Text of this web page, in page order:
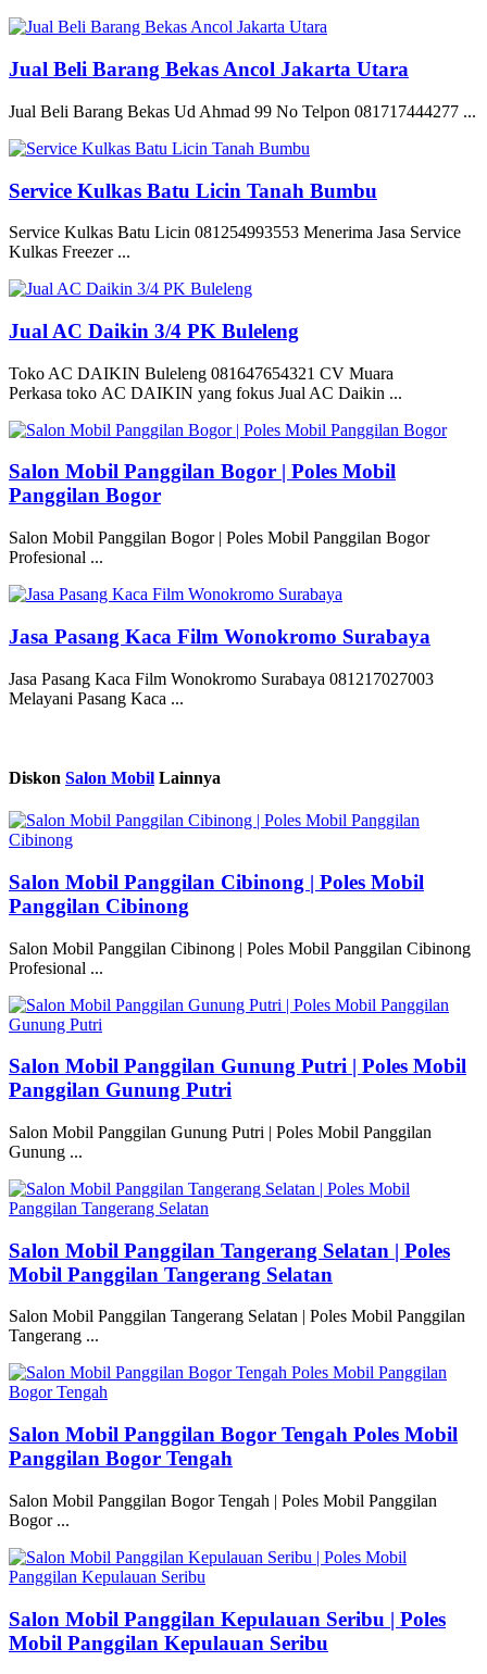
Jual Beli Barang Bekas Ancol Jakarta Utara
Jual Beli Barang Bekas Ud Ahmad 99 No Telpon 081717444277 ...
Service Kulkas Batu Licin Tanah Bumbu
Service Kulkas Batu Licin 081254993553 Menerima Jasa Service
Kulkas Freezer ...
Jual AC Daikin 3/4 PK Buleleng
Toko AC DAIKIN Buleleng 081647654321 CV Muara
Perkasa toko AC DAIKIN yang fokus Jual AC Daikin ...
Salon Mobil Panggilan Bogor | Poles Mobil
Panggilan Bogor
Salon Mobil Panggilan Bogor | Poles Mobil Panggilan Bogor
Profesional ...
Jasa Pasang Kaca Film Wonokromo Surabaya
Jasa Pasang Kaca Film Wonokromo Surabaya 081217027003
Melayani Pasang Kaca ...
Diskon Salon Mobil Lainnya
Salon Mobil Panggilan Cibinong | Poles Mobil
Panggilan Cibinong
Salon Mobil Panggilan Cibinong | Poles Mobil Panggilan Cibinong
Profesional ...
Salon Mobil Panggilan Gunung Putri | Poles Mobil
Panggilan Gunung Putri
Salon Mobil Panggilan Gunung Putri | Poles Mobil Panggilan
Gunung ...
Salon Mobil Panggilan Tangerang Selatan | Poles
Mobil Panggilan Tangerang Selatan
Salon Mobil Panggilan Tangerang Selatan | Poles Mobil Panggilan
Tangerang ...
Salon Mobil Panggilan Bogor Tengah Poles Mobil
Panggilan Bogor Tengah
Salon Mobil Panggilan Bogor Tengah | Poles Mobil Panggilan
Bogor ...
Salon Mobil Panggilan Kepulauan Seribu | Poles
Mobil Panggilan Kepulauan Seribu